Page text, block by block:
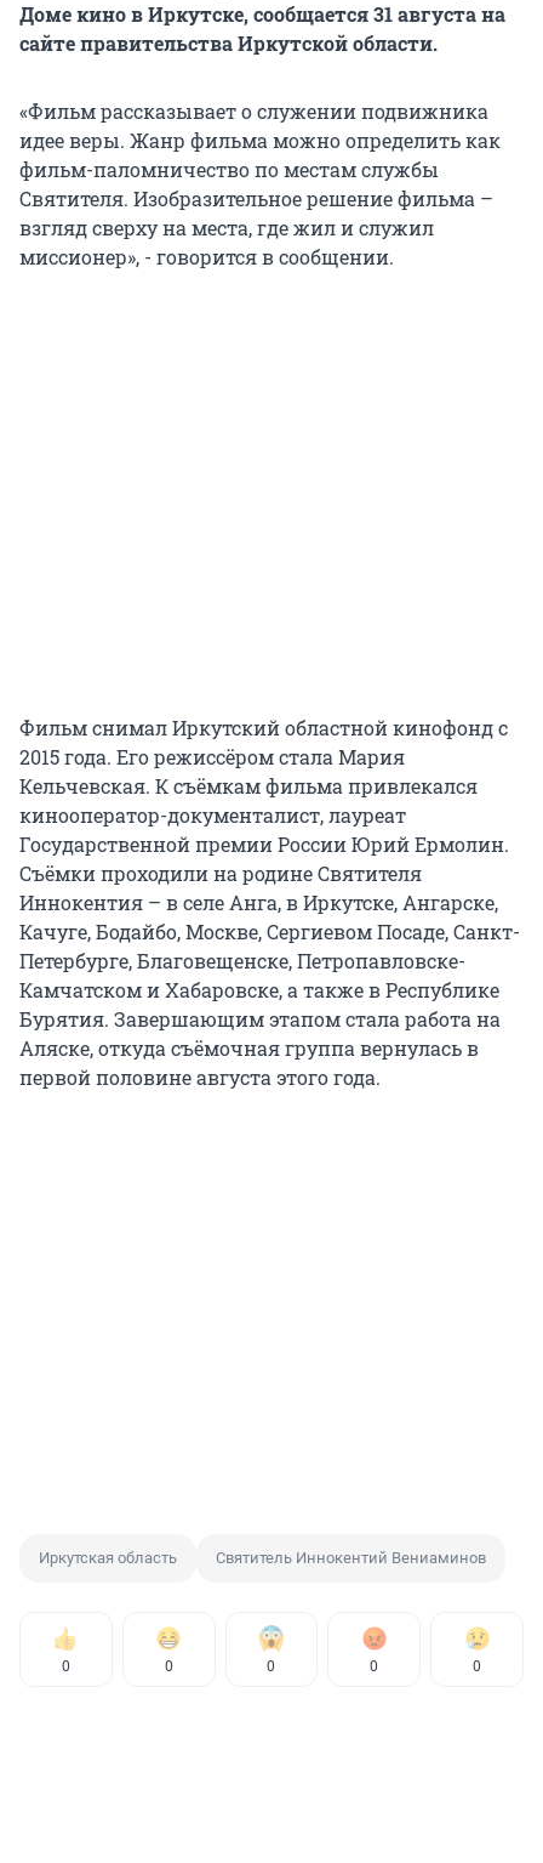
Доме кино в Иркутске, сообщается 31 августа на
сайте правительства Иркутской области.
«Фильм рассказывает о служении подвижника
идее веры. Жанр фильма можно определить как
фильм-паломничество по местам службы
Святителя. Изобразительное решение фильма –
взгляд сверху на места, где жил и служил
миссионер», - говорится в сообщении.
Фильм снимал Иркутский областной кинофонд с
2015 года. Его режиссёром стала Мария
Кельчевская. К съёмкам фильма привлекался
кинооператор-документалист, лауреат
Государственной премии России Юрий Ермолин.
Съёмки проходили на родине Святителя
Иннокентия – в селе Анга, в Иркутске, Ангарске,
Качуге, Бодайбо, Москве, Сергиевом Посаде, Санкт-
Петербурге, Благовещенске, Петропавловске-
Камчатском и Хабаровске, а также в Республике
Бурятия. Завершающим этапом стала работа на
Аляске, откуда съёмочная группа вернулась в
первой половине августа этого года.
Иркутская область Святитель Иннокентий Вениаминов
0 0 0 0 0